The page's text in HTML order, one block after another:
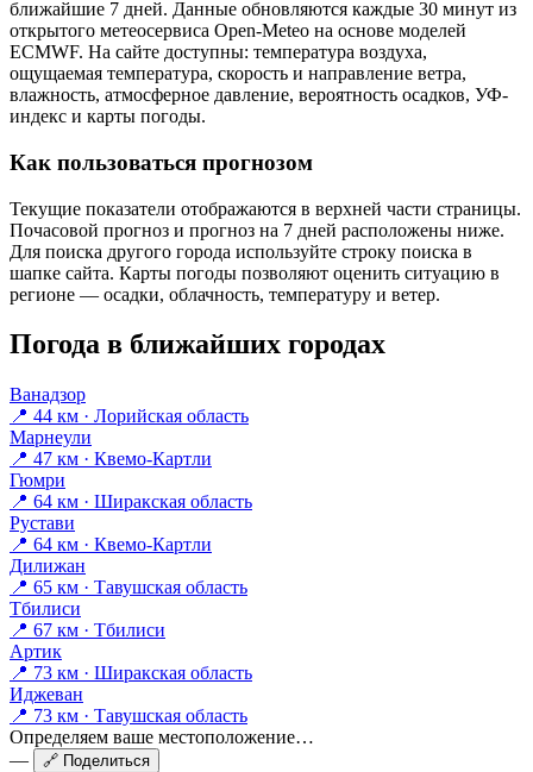
ближайшие 7 дней. Данные обновляются каждые 30 минут из
открытого метеосервиса Open-Meteo на основе моделей
ECMWF. На сайте доступны: температура воздуха,
ощущаемая температура, скорость и направление ветра,
влажность, атмосферное давление, вероятность осадков, УФ-
индекс и карты погоды.
Как пользоваться прогнозом
Текущие показатели отображаются в верхней части страницы.
Почасовой прогноз и прогноз на 7 дней расположены ниже.
Для поиска другого города используйте строку поиска в
шапке сайта. Карты погоды позволяют оценить ситуацию в
регионе — осадки, облачность, температуру и ветер.
Погода в ближайших городах
Ванадзор
📍 44 км · Лорийская область
Марнеули
📍 47 км · Квемо-Картли
Гюмри
📍 64 км · Ширакская область
Рустави
📍 64 км · Квемо-Картли
Дилижан
📍 65 км · Тавушская область
Тбилиси
📍 67 км · Тбилиси
Артик
📍 73 км · Ширакская область
Иджеван
📍 73 км · Тавушская область
Определяем ваше местоположение…
—
🔗 Поделиться